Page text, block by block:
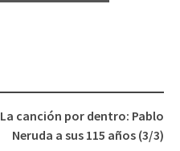
La canción por dentro: Pablo
Neruda a sus 115 años (3/3)